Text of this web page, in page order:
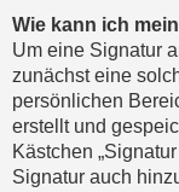
Wie kann ich
Um eine Signatur
zunächst eine
persönlichen
erstellt und
Kästchen
Signatur auch